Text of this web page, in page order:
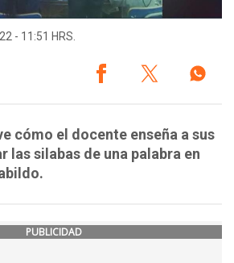
- 11:51 HRS.
cómo el docente enseña a sus
las silabas de una palabra en
PUBLICIDAD